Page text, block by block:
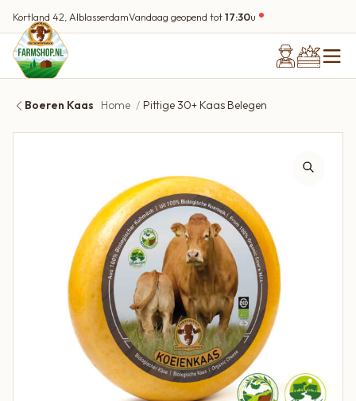
Kortland 42, AlblasserdamVandaag geopend tot17:30u
Boeren Kaas Home Pittige 30+ Kaas Belegen